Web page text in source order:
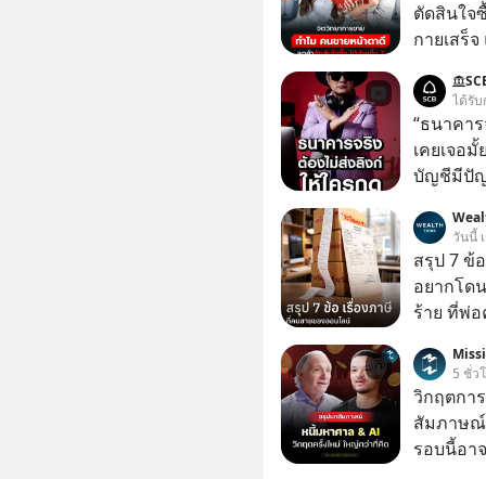
ตัดสินใจ
กายเสร็
ได้รั
“ธนาคา
เคยเจอ
บัญชีมีปัญ
หลอกลวงใ
กลโกง #
อย่างยั่ง
วันนี้
สรุป 7 ข้
อยากโด
ร้าย ที่พ่
5 ชั่ว
วิกฤตกา
สัมภาษณ์
รอบนี้อา